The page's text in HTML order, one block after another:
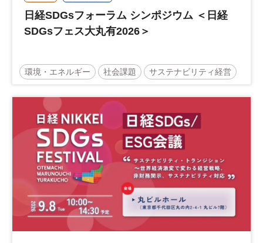
日経SDGsフォーラム シンポジウム ＜日経
SDGsフェス大丸有2026＞
環境・エネルギー 社会課題 サステナビリティ経営
サステナビリティ 日経SDGsフェス
日経SDGsフォーラム サステナブル SDGs
グローバル 参加無料